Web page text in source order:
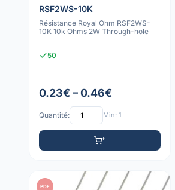
RSF2WS-10K
Résistance Royal Ohm RSF2WS-
10K 10k Ohms 2W Through-hole
50
0.23€ – 0.46€
Quantité: Min: 1
PDF